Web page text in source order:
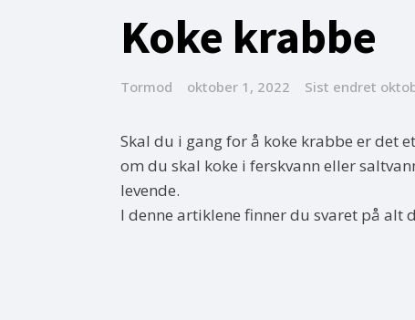
Koke krabbe
Tormod oktober 1, 2022 Sist endret
Skal du i gang for å koke krabbe er det
om du skal koke i ferskvann eller
levende.
I denne artiklene finner du svaret på alt